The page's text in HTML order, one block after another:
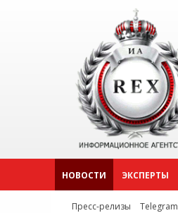
НОВОСТИ ЭКСПЕРТЫ
Пресс-релизы Telegram